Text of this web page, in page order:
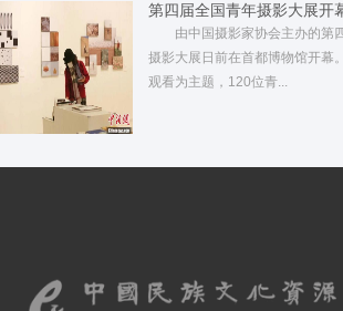
第四届全国青年摄影大展开
由中国摄影家协会主办的第
摄影大展日前在首都博物馆开幕
观看为主题，120位青...